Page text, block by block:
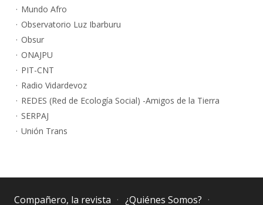
Mundo Afro
Observatorio Luz Ibarburu
Obsur
ONAJPU
PIT-CNT
Radio Vidardevoz
REDES (Red de Ecología Social) -Amigos de la Tierra
SERPAJ
Unión Trans
Compañero, la revista ¿Quiénes Somos?